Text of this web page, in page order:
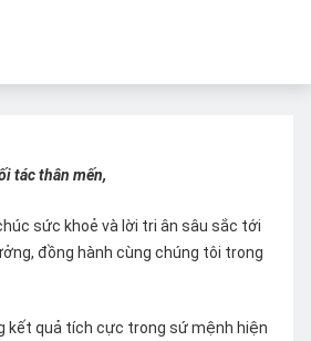
tác thân mến,
sức khoẻ và lời tri ân sâu sắc tới
đồng hành cùng chúng tôi trong
kết quả tích cực trong sứ mệnh hiện